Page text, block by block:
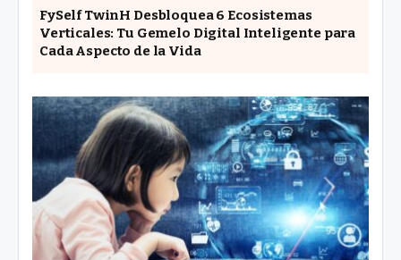
FySelf TwinH Desbloquea 6 Ecosistemas
Verticales: Tu Gemelo Digital Inteligente para
Cada Aspecto de la Vida